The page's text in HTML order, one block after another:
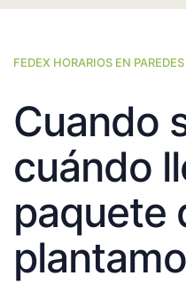
FEDEX HORARIOS EN
Cuando
cuándo
paquete